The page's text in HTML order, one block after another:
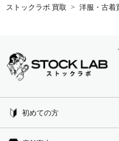
ストックラボ 買取 洋服・古着
初めての方